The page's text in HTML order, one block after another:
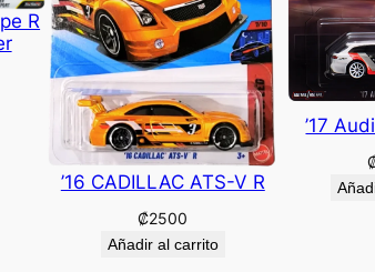
R
’16 CADILLAC ATS-V R
₡2500
Añadir al carrito
’17